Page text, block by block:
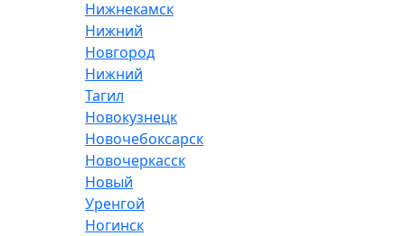
Нижнекамск
Нижний
Новгород
Нижний
Тагил
Новокузнецк
Новочебоксарск
Новочеркасск
Новый
Уренгой
Ногинск